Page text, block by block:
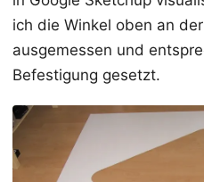
ich die Winkel oben an
ausgemessen und
Befestigung gesetzt.